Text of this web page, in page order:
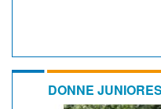
DONNE JUNIORES